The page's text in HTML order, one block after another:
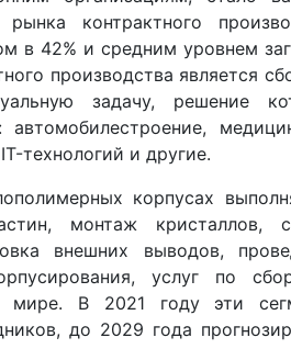
контрактного
в 42% и средним уровнем
производства является
задачу, решение
технологий и другие.
корпусах
монтаж кристаллов,
внешних выводов,
услуг по
мире. В 2021 году эти
до 2029 года